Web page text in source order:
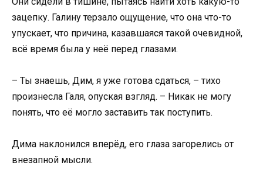
зацепку. Галину терзало ощущение, что она что-то
упускает, что причина, казавшаяся такой очевидной,
всё время была у неё перед глазами.
– Ты знаешь, Дим, я уже готова сдаться, – тихо
произнесла Галя, опуская взгляд. – Никак не могу
понять, что её могло заставить так поступить.
Дима наклонился вперёд, его глаза загорелись от
внезапной мысли.